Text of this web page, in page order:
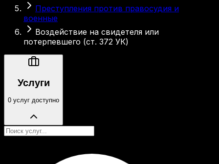
Преступления против правосудия и
военные
Воздействие на свидетеля или
потерпевшего (ст. 372 УК)
Услуги
0 услуг доступно